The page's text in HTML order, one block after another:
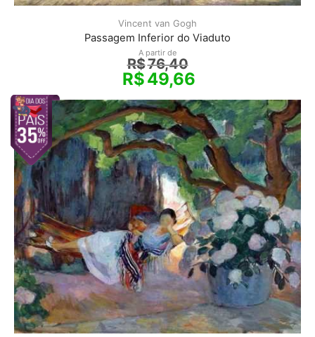
Vincent van Gogh
Passagem Inferior do Viaduto
A partir de
R$76,40
R$49,66